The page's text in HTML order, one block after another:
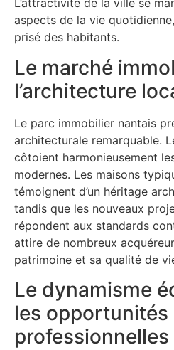
L’attractivité de la ville se
aspects de la vie
prisé des habitants.
Le marché
l’architecture
Le parc immobilier nantais
architecturale remarquable.
côtoient harmonieusement
modernes. Les maisons
témoignent d’un héritage
tandis que les nouveaux
répondent aux standards
attire de nombreux
patrimoine et sa qualité de
Le dynamisme
les opportunités
professionnelles